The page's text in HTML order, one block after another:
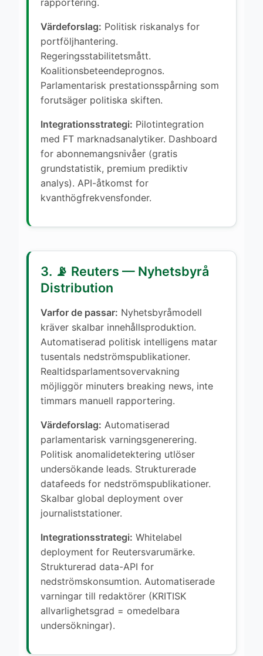
Värdeforslag: Politisk riskanalys for
portföljhantering.
Regeringsstabilitetsmått.
Koalitionsbeteendeprognos.
Parlamentarisk prestationsspårning som
forutsäger politiska skiften.
Integrationsstrategi: Pilotintegration
med FT marknadsanalytiker. Dashboard
for abonnemangsnivåer (gratis
grundstatistik, premium prediktiv
analys). API-åtkomst for
kvanthögfrekvensfonder.
3. 📡 Reuters — Nyhetsbyrå
Distribution
Varfor de passar: Nyhetsbyråmodell
kräver skalbar innehållsproduktion.
Automatiserad politisk intelligens matar
tusentals nedströmspublikationer.
Realtidsparlamentsovervakning
möjliggör minuters breaking news, inte
timmars manuell rapportering.
Värdeforslag: Automatiserad
parlamentarisk varningsgenerering.
Politisk anomalidetektering utlöser
undersökande leads. Strukturerade
datafeeds for nedströmspublikationer.
Skalbar global deployment over
journaliststationer.
Integrationsstrategi: Whitelabel
deployment for Reutersvarumärke.
Strukturerad data-API for
nedströmskonsumtion. Automatiserade
varningar till redaktörer (KRITISK
allvarlighetsgrad = omedelbara
undersökningar).